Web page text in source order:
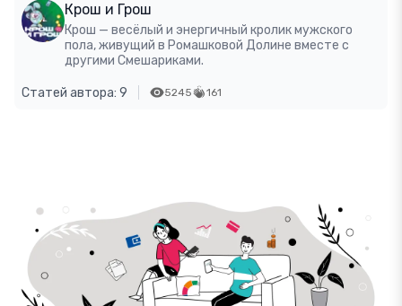
Крош и Грош
Крош — весёлый и энергичный кролик мужского
пола, живущий в Ромашковой Долине вместе с
другими Смешариками.
Статей автора: 9 5245 161